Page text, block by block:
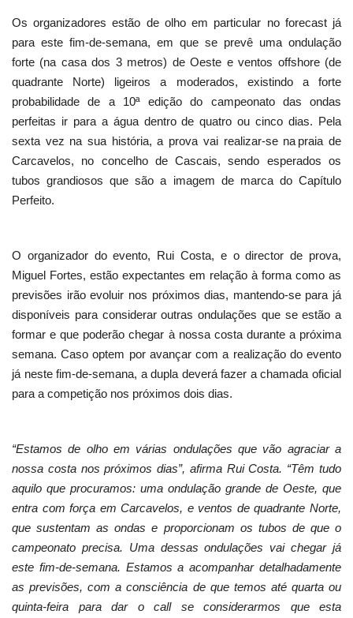
Os organizadores estão de olho em particular no forecast já
para este fim-de-semana, em que se prevê uma ondulação
forte (na casa dos 3 metros) de Oeste e ventos offshore (de
quadrante Norte) ligeiros a moderados, existindo a forte
probabilidade de a 10ª edição do campeonato das ondas
perfeitas ir para a água dentro de quatro ou cinco dias. Pela
sexta vez na sua história, a prova vai realizar-se na praia de
Carcavelos, no concelho de Cascais, sendo esperados os
tubos grandiosos que são a imagem de marca do Capítulo
Perfeito.
O organizador do evento, Rui Costa, e o director de prova,
Miguel Fortes, estão expectantes em relação à forma como as
previsões irão evoluir nos próximos dias, mantendo-se para já
disponíveis para considerar outras ondulações que se estão a
formar e que poderão chegar à nossa costa durante a próxima
semana. Caso optem por avançar com a realização do evento
já neste fim-de-semana, a dupla deverá fazer a chamada oficial
para a competição nos próximos dois dias.
“Estamos de olho em várias ondulações que vão agraciar a
nossa costa nos próximos dias”, afirma Rui Costa. “Têm tudo
aquilo que procuramos: uma ondulação grande de Oeste, que
entra com força em Carcavelos, e ventos de quadrante Norte,
que sustentam as ondas e proporcionam os tubos de que o
campeonato precisa. Uma dessas ondulações vai chegar já
este fim-de-semana. Estamos a acompanhar detalhadamente
as previsões, com a consciência de que temos até quarta ou
quinta-feira para dar o call se considerarmos que esta